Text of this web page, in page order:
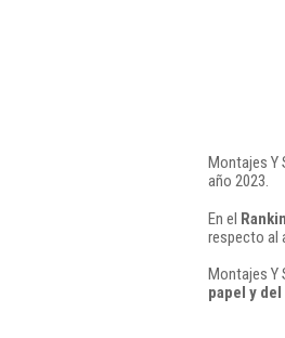
Montajes Y
año 2023.
En el
respecto al
Montajes Y
papel y